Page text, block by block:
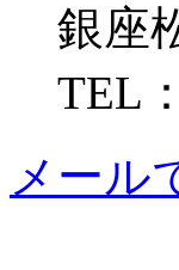
銀座
TEL：
メール